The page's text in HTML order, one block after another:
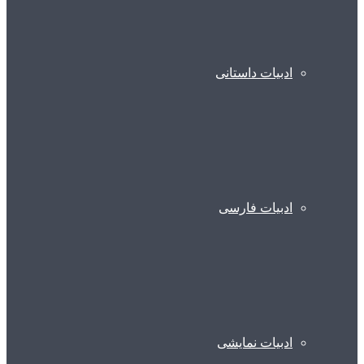
ادبیات داستانی
ادبیات فارسی
ادبیات نمایشی